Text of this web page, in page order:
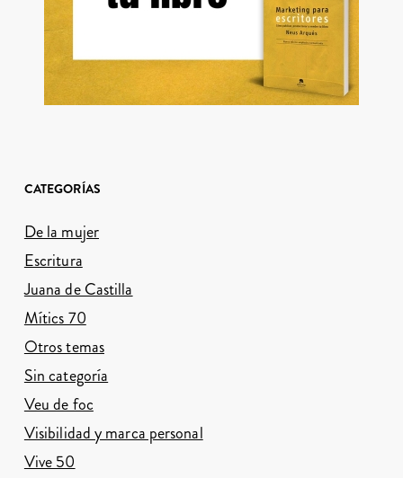
CATEGORÍAS
De la mujer
Escritura
Juana de Castilla
Mítics 70
Otros temas
Sin categoría
Veu de foc
Visibilidad y marca personal
Vive 50